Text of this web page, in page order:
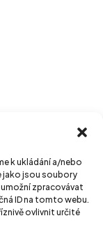
k ukládání a/nebo
jako jsou soubory
zpracovávat
ID na tomto webu.
ovlivnit určité